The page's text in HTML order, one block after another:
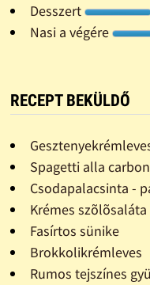
Desszert
Nasi a végére
RECEPT BEKÜLDŐ
Spagetti alla
Csodapalacsinta -
Krémes szõlõsaláta
Fasírtos sünike
Brokkolikrémleves
Rumos tejszínes